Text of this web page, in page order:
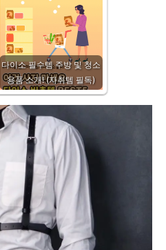
다이소 필수템 주방 및 청소
용품 소개! (자취템 필독)